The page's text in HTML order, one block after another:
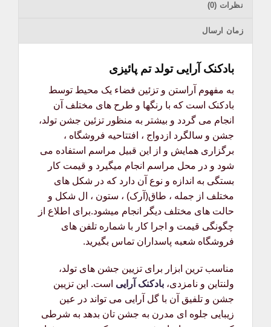
نظرات (0)
زمان ارسال
بادکنک آرایی تولد تم پائیزی
به مفهوم آراستن و تزئین فضاء یک محیط توسط
بادکنک است که با رنگها و طرح های مختلف آن
انجام می گردد و بیشتر به منظور تزئین جشن تولد،
جشن و سالگرد ازدواج ، افتتاحیه فروشگاه ،
برگزاری همایش و از این قبیل مراسم استفاده می
شود و در محل مراسم انجام میگیرد و قیمت کار
بستگی به اندازه و نوع آن دارد که در شکل های
مختلف از جمله ، طاق(آرک) ، ستون ، ال شکل و
حالت های مختلف دیگر انجام میشود.برای اطلاع از
چگونگی قیمت و اجرا کار با شماره تلفن های
فروشگاه شعبه پاسداران تماس بگیرید.
مناسب ترین ابزار برای تزیین جشن های تولد،
ولنتاین و نامزدی، بادکنک آرایی است. این تزیین
جشن و تلفیق آن با گل آرایی می تواند در عین
زیبایی جلوه ای مدرن به جشن تان بدهد به شرطی